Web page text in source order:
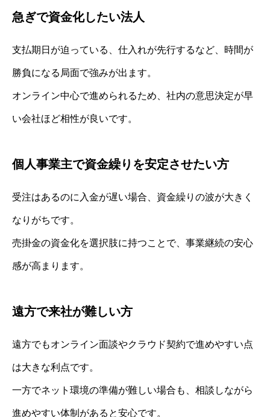
急ぎで資金化したい法人
支払期日が迫っている、仕入れが先行するなど、時間が
勝負になる局面で強みが出ます。
オンライン中心で進められるため、社内の意思決定が早
い会社ほど相性が良いです。
個人事業主で資金繰りを安定させたい方
受注はあるのに入金が遅い場合、資金繰りの波が大きく
なりがちです。
売掛金の資金化を選択肢に持つことで、事業継続の安心
感が高まります。
遠方で来社が難しい方
遠方でもオンライン面談やクラウド契約で進めやすい点
は大きな利点です。
一方でネット環境の準備が難しい場合も、相談しながら
進めやすい体制があると安心です。